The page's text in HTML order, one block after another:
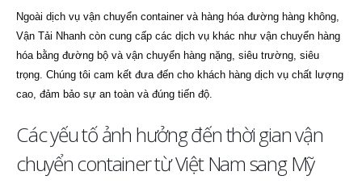
Ngoài dịch vụ vận chuyển container và hàng hóa đường hàng không,
Vận Tải Nhanh còn cung cấp các dịch vụ khác như vận chuyển hàng
hóa bằng đường bộ và vận chuyển hàng nặng, siêu trường, siêu
trọng. Chúng tôi cam kết đưa đến cho khách hàng dịch vụ chất lượng
cao, đảm bảo sự an toàn và đúng tiến độ.
Các yếu tố ảnh hưởng đến thời gian vận
chuyển container từ Việt Nam sang Mỹ